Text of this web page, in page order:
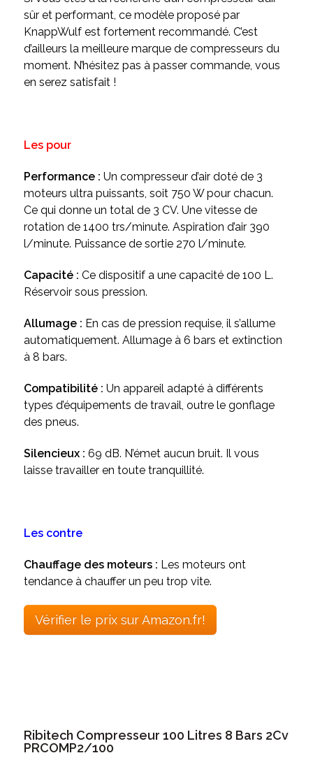
sûr et performant, ce modèle proposé par
KnappWulf est fortement recommandé. C’est
d’ailleurs la meilleure marque de compresseurs du
moment. N’hésitez pas à passer commande, vous
en serez satisfait !
Les pour
Performance : Un compresseur d’air doté de 3
moteurs ultra puissants, soit 750 W pour chacun.
Ce qui donne un total de 3 CV. Une vitesse de
rotation de 1400 trs/minute. Aspiration d’air 390
l/minute. Puissance de sortie 270 l/minute.
Capacité : Ce dispositif a une capacité de 100 L.
Réservoir sous pression.
Allumage : En cas de pression requise, il s’allume
automatiquement. Allumage à 6 bars et extinction
à 8 bars.
Compatibilité : Un appareil adapté à différents
types d’équipements de travail, outre le gonflage
des pneus.
Silencieux : 69 dB. N’émet aucun bruit. Il vous
laisse travailler en toute tranquillité.
Les contre
Chauffage des moteurs : Les moteurs ont
tendance à chauffer un peu trop vite.
Vérifier le prix sur Amazon.fr!
Ribitech Compresseur 100 Litres 8 Bars 2Cv
PRCOMP2/100